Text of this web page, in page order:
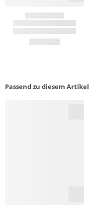
Passend zu diesem Artikel